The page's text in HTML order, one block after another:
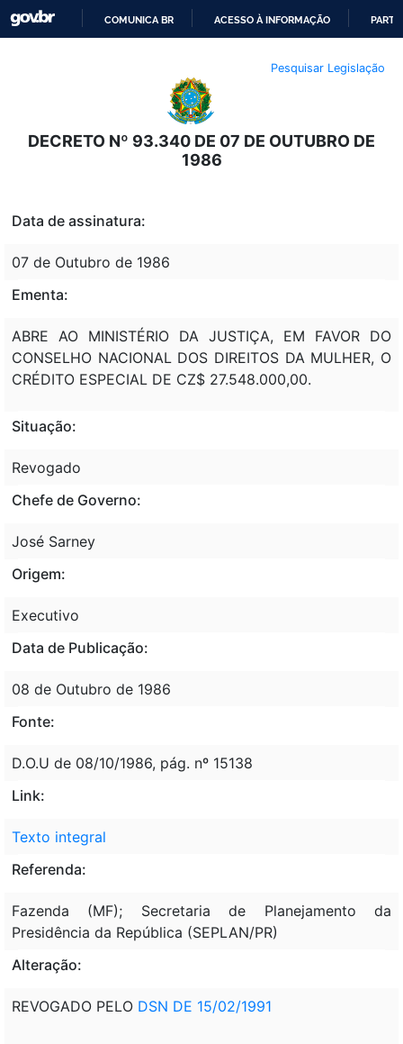
O
CONTEÚDO
COMUNICA BR ACESSO À INFORMAÇÃO
Pesquisar Legislação
DECRETO Nº 93.340 DE 07 DE OUTUBRO DE
1986
Data de assinatura:
07 de Outubro de 1986
Ementa:
ABRE AO MINISTÉRIO DA JUSTIÇA, EM FAVOR DO
CONSELHO NACIONAL DOS DIREITOS DA MULHER, O
CRÉDITO ESPECIAL DE CZ$ 27.548.000,00.
Situação:
Revogado
Chefe de Governo:
José Sarney
Origem:
Executivo
Data de Publicação:
08 de Outubro de 1986
Fonte:
D.O.U de 08/10/1986, pág. nº 15138
Link:
Texto integral
Referenda:
Fazenda (MF); Secretaria de Planejamento da
Presidência da República (SEPLAN/PR)
Alteração:
REVOGADO PELO DSN DE 15/02/1991